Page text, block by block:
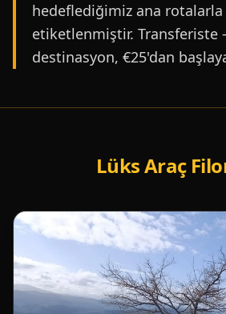
hedeflediğimiz ana
etiketlenmiştir. Transferiste
destinasyon, €25'dan
Lüks Araç